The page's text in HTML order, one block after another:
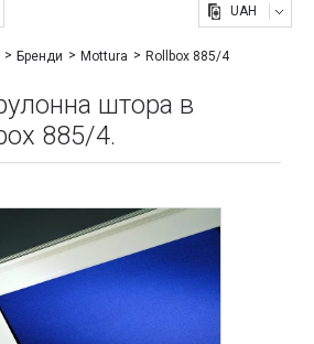
UAH
Бренди Mottura Rollbox 885/4
штора в
885/4.